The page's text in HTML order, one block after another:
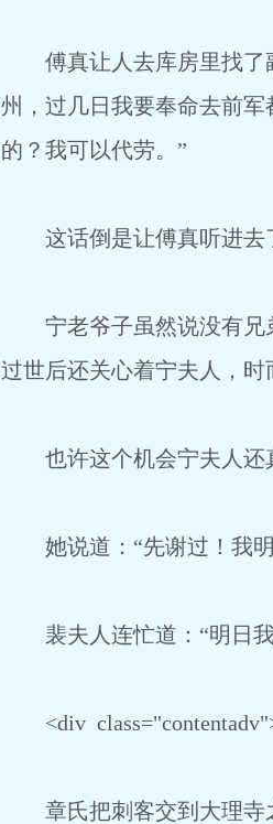
傅真让人去库房里找了副
州，过几日我要奉命去前
的？我可以代劳。”
这话倒是让傅真听进去
宁老爷子虽然说没有兄
过世后还关心着宁夫人，时
也许这个机会宁夫人还
她说道：“先谢过！我明
裴夫人连忙道：“明日我
<div
章氏把刺客交到大理寺之